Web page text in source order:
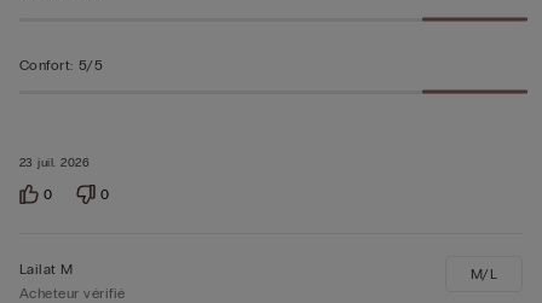
23 juil. 2026
Confort: 5/5
0 0
Lailat M
Acheteur vérifié
M/L